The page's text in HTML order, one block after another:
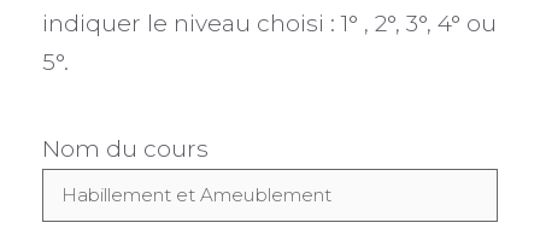
indiquer le niveau choisi : 1° , 2°, 3°, 4° ou
5°.
Nom du cours